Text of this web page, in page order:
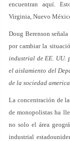
encuentran aquí.
Virginia, Nuevo
Doug Berenson
por cambiar la
industrial de EE. UU.
el aislamiento del
de la sociedad
La concentración de
de monopolistas ha
no solo el área
industrial